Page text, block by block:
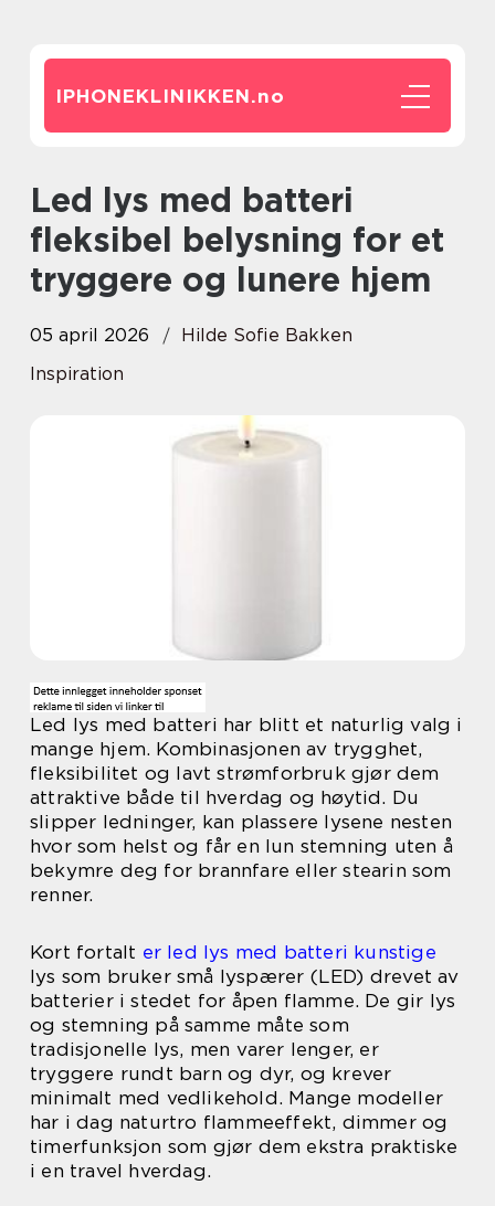
IPHONEKLINIKKEN.no
Led lys med batteri
fleksibel belysning for et
tryggere og lunere hjem
05 april 2026
Hilde Sofie Bakken
Inspiration
Led lys med batteri har blitt et naturlig valg i
mange hjem. Kombinasjonen av trygghet,
fleksibilitet og lavt strømforbruk gjør dem
attraktive både til hverdag og høytid. Du
slipper ledninger, kan plassere lysene nesten
hvor som helst og får en lun stemning uten å
bekymre deg for brannfare eller stearin som
renner.
Kort fortalt er led lys med batteri kunstige
lys som bruker små lyspærer (LED) drevet av
batterier i stedet for åpen flamme. De gir lys
og stemning på samme måte som
tradisjonelle lys, men varer lenger, er
tryggere rundt barn og dyr, og krever
minimalt med vedlikehold. Mange modeller
har i dag naturtro flammeeffekt, dimmer og
timerfunksjon som gjør dem ekstra praktiske
i en travel hverdag.